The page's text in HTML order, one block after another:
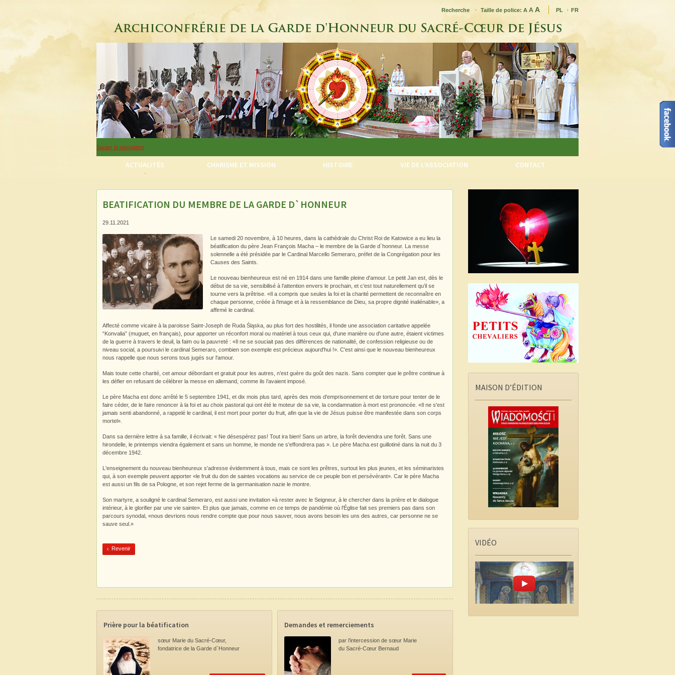
Recherche Taille de police: A A A PL FR
Sauter la navigation
ACTUALITÉS CHARISME ET MISSION HISTOIRE VIE DE L’ASSOCIATION CONTACT
Sauter la navigation
BEATIFICATION DU MEMBRE DE LA GARDE D`HONNEUR
29.11.2021
Le samedi 20 novembre, à 10 heures, dans la cathédrale du Christ Roi de Katowice a eu lieu la
béatification du père Jean François Macha – le membre de la Garde d`honneur. La messe
solennelle a été présidée par le Cardinal Marcello Semeraro, préfet de la Congrégation pour les
Causes des Saints.
Le nouveau bienheureux est né en 1914 dans une famille pleine d'amour. Le petit Jan est, dès le
début de sa vie, sensibilisé à l’attention envers le prochain, et c’est tout naturellement qu’il se
tourne vers la prêtrise. «Il a compris que seules la foi et la charité permettent de reconnaître en
chaque personne, créée à l'image et à la ressemblance de Dieu, sa propre dignité inaliénable», a
affirmé le cardinal.
Affecté comme vicaire à la paroisse Saint-Joseph de Ruda Śląska, au plus fort des hostilités, il fonde une association caritative appelée
“Konvalia” (muguet, en français), pour apporter un réconfort moral ou matériel à tous ceux qui, d'une manière ou d'une autre, étaient victimes
de la guerre à travers le deuil, la faim ou la pauvreté : «Il ne se souciait pas des différences de nationalité, de confession religieuse ou de
niveau social, a poursuivi le cardinal Semeraro, combien son exemple est précieux aujourd'hui !». C'est ainsi que le nouveau bienheureux
nous rappelle que nous serons tous jugés sur l'amour.
Mais toute cette charité, cet amour débordant et gratuit pour les autres, n’est guère du goût des nazis. Sans compter que le prêtre continue à
les défier en refusant de célébrer la messe en allemand, comme ils l’avaient imposé.
Le père Macha est donc arrêté le 5 septembre 1941, et dix mois plus tard, après des mois d'emprisonnement et de torture pour tenter de le
faire céder, de le faire renoncer à la foi et au choix pastoral qui ont été le moteur de sa vie, la condamnation à mort est prononcée. «Il ne s'est
jamais senti abandonné, a rappelé le cardinal, il est mort pour porter du fruit, afin que la vie de Jésus puisse être manifestée dans son corps
mortel».
Dans sa dernière lettre à sa famille, il écrivait: « Ne désespérez pas! Tout ira bien! Sans un arbre, la forêt deviendra une forêt. Sans une
hirondelle, le printemps viendra également et sans un homme, le monde ne s'effondrera pas ». Le père Macha est guillotiné dans la nuit du 3
décembre 1942.
L'enseignement du nouveau bienheureux s'adresse évidemment à tous, mais ce sont les prêtres, surtout les plus jeunes, et les séminaristes
qui, à son exemple peuvent apporter «le fruit du don de saintes vocations au service de ce peuple bon et persévérant». Car le père Macha
est aussi un fils de sa Pologne, et son rejet ferme de la germanisation nazie le montre.
Son martyre, a souligné le cardinal Semeraro, est aussi une invitation «à rester avec le Seigneur, à le chercher dans la prière et le dialogue
intérieur, à le glorifier par une vie sainte». Et plus que jamais, comme en ce temps de pandémie où l'Église fait ses premiers pas dans son
parcours synodal, «nous devrions nous rendre compte que pour nous sauver, nous avons besoin les uns des autres, car personne ne se
sauve seul.»
Revenir
Prière pour la béatification
sœur Marie du Sacré-Cœur,
fondatrice de la Garde d`Honneur
Demandes et remerciements
par l’intercession de sœur Marie
du Sacré-Cœur Bernaud
MAISON D’ÉDITION
VIDÉO